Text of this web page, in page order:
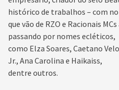
histórico de trabalhos – com
que vão de RZO e Racionais
passando por nomes ecléticos,
como Elza Soares, Caetano
Jr., Ana Carolina e Haikaiss,
dentre outros.